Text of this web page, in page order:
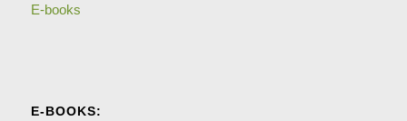
E-books
E-BOOKS: